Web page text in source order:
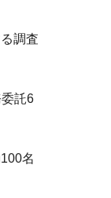
調査
託6
名